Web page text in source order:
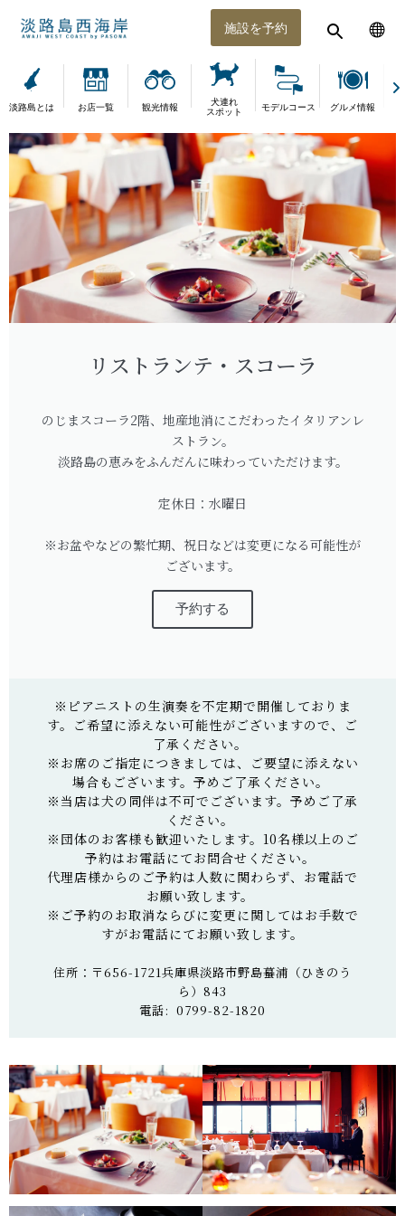
施設を予約
淡路島とは お店一覧 観光情報
犬連れ
スポット
モデルコース グルメ情報
リストランテ・スコーラ
のじまスコーラ2階、地産地消にこだわったイタリアンレ
ストラン。
淡路島の恵みをふんだんに味わっていただけます。
定休日：水曜日
※お盆やなどの繁忙期、祝日などは変更になる可能性が
ございます。
予約する
※ピアニストの生演奏を不定期で開催しておりま
す。ご希望に添えない可能性がございますので、ご
了承ください。
※お席のご指定につきましては、ご要望に添えない
場合もございます。予めご了承ください。
※当店は犬の同伴は不可でございます。予めご了承
ください。
※団体のお客様も歓迎いたします。10名様以上のご
予約はお電話にてお問合せください。
代理店様からのご予約は人数に関わらず、お電話で
お願い致します。
※ご予約のお取消ならびに変更に関してはお手数で
すがお電話にてお願い致します。
住所：〒656-1721兵庫県淡路市野島蟇浦（ひきのう
ら）843
電話: 0799-82-1820